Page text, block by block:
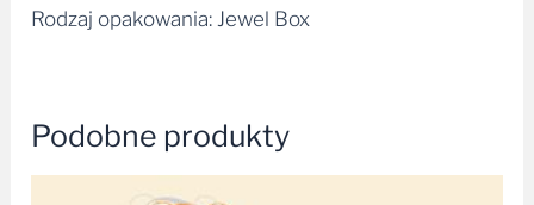
Rodzaj opakowania: Jewel Box
Podobne produkty